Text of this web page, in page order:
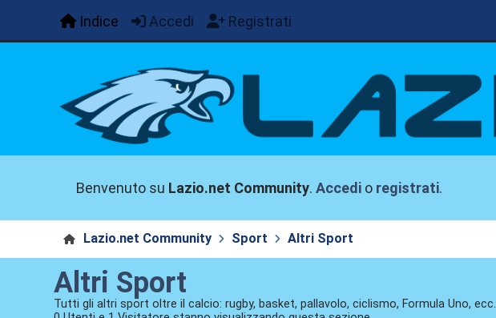
Indice Accedi Registrati
Benvenuto su Lazio.net Community.Accedi o registrati.
Lazio.net Community Sport Altri Sport
Altri Sport
Tutti gli altri sport oltre il calcio: rugby, basket, pallavolo, ciclismo, Formula Uno, ecc.